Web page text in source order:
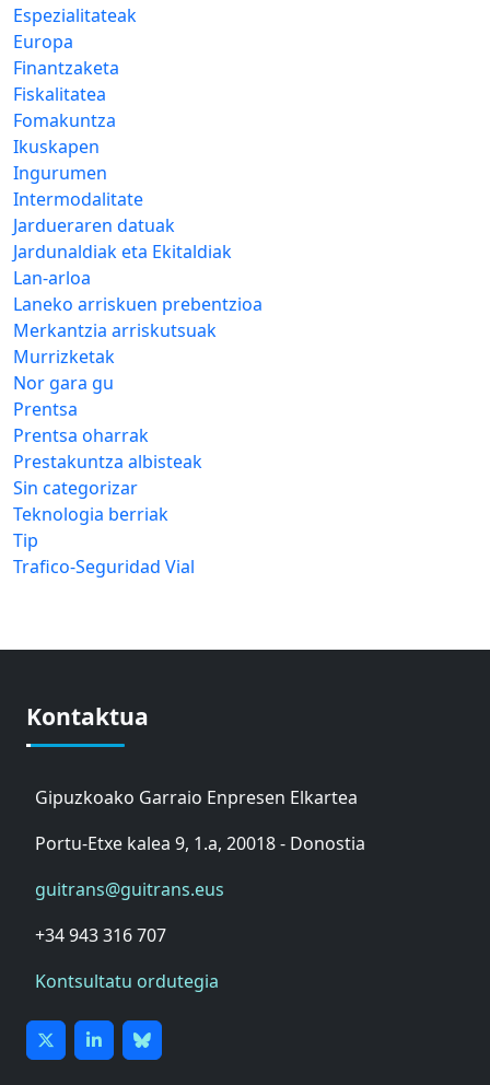
Espezialitateak
Europa
Finantzaketa
Fiskalitatea
Fomakuntza
Ikuskapen
Ingurumen
Intermodalitate
Jardueraren datuak
Jardunaldiak eta Ekitaldiak
Lan-arloa
Laneko arriskuen prebentzioa
Merkantzia arriskutsuak
Murrizketak
Nor gara gu
Prentsa
Prentsa oharrak
Prestakuntza albisteak
Sin categorizar
Teknologia berriak
Tip
Trafico-Seguridad Vial
Kontaktua
Gipuzkoako Garraio Enpresen Elkartea
Portu-Etxe kalea 9, 1.a, 20018 - Donostia
guitrans@guitrans.eus
+34 943 316 707
Kontsultatu ordutegia